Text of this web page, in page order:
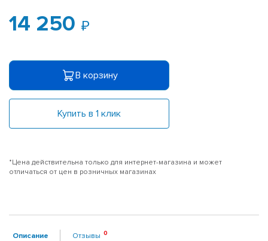
14 250
В корзину
Купить в 1 клик
*Цена действительна только для интернет-магазина и может
отличаться от цен в розничных магазинах
Описание Отзывы